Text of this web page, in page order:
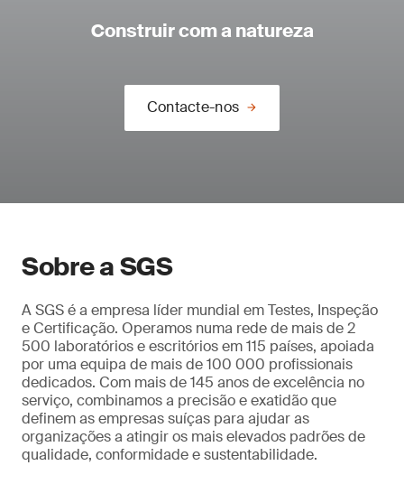
Construir com a natureza
Contacte-nos
Sobre a SGS
A SGS é a empresa líder mundial em Testes, Inspeção
e Certificação. Operamos numa rede de mais de 2
500 laboratórios e escritórios em 115 países, apoiada
por uma equipa de mais de 100 000 profissionais
dedicados. Com mais de 145 anos de excelência no
serviço, combinamos a precisão e exatidão que
definem as empresas suíças para ajudar as
organizações a atingir os mais elevados padrões de
qualidade, conformidade e sustentabilidade.